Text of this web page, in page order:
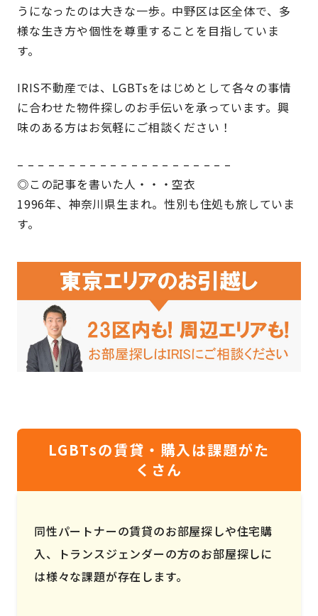
うになったのは大きな一歩。中野区は区全体で、多
様な生き方や個性を尊重することを目指していま
す。
IRIS不動産では、LGBTsをはじめとして各々の事情
に合わせた物件探しのお手伝いを承っています。興
味のある方はお気軽にご相談ください！
– – – – – – – – – – – – – – – – – – – – –
◎この記事を書いた人・・・空衣
1996年、神奈川県生まれ。性別も住処も旅していま
す。
LGBTsの賃貸・購入は課題がた
くさん
同性パートナーの賃貸のお部屋探しや住宅購
入、トランスジェンダーの方のお部屋探しに
は様々な課題が存在します。